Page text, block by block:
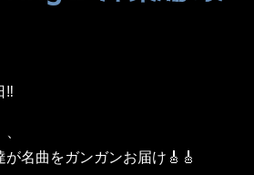
‼️
名曲をガンガンお届け🎸🎸